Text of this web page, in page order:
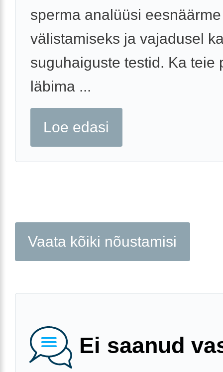
sperma analüüsi
välistamiseks ja vajadusel
suguhaiguste testid. Ka teie
läbima ...
Loe edasi
Vaata kõiki nõustamisi
Ei saanud